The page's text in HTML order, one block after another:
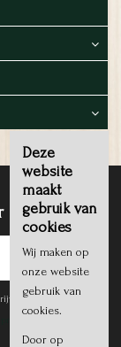
Deze
website
maakt
gebruik van
cookies
Wij maken op
onze website
gebruik van
cookies.
Door op